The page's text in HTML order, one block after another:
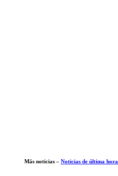
Más noticias – Noticias de última hora